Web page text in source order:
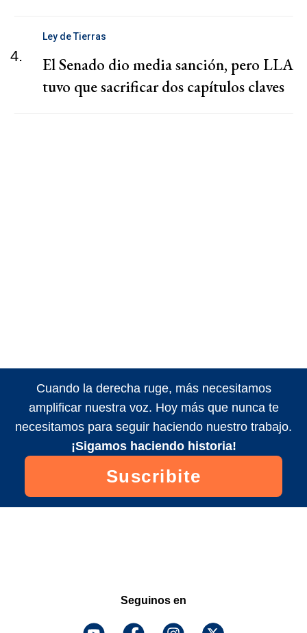
4.
Ley de Tierras
El Senado dio media sanción, pero LLA
tuvo que sacrificar dos capítulos claves
Cuando la derecha ruge, más necesitamos
amplificar nuestra voz. Hoy más que nunca te
necesitamos para seguir haciendo nuestro trabajo.
¡Sigamos haciendo historia!
Suscribite
Seguinos en